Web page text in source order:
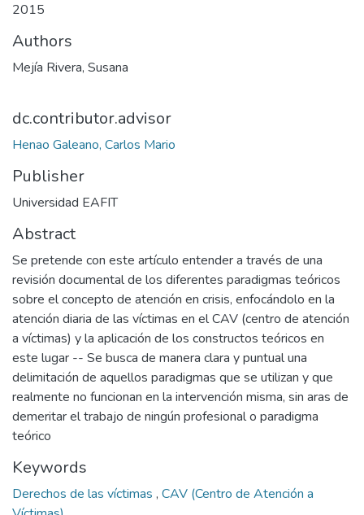
2015
Authors
Mejía Rivera, Susana
dc.contributor.advisor
Henao Galeano, Carlos Mario
Publisher
Universidad EAFIT
Abstract
Se pretende con este artículo entender a través de una
revisión documental de los diferentes paradigmas teóricos
sobre el concepto de atención en crisis, enfocándolo en la
atención diaria de las víctimas en el CAV (centro de atención
a víctimas) y la aplicación de los constructos teóricos en
este lugar -- Se busca de manera clara y puntual una
delimitación de aquellos paradigmas que se utilizan y que
realmente no funcionan en la intervención misma, sin aras de
demeritar el trabajo de ningún profesional o paradigma
teórico
Keywords
Derechos de las víctimas , CAV (Centro de Atención a